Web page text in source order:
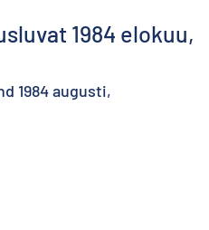
1984 elokuu,
1984 augusti,